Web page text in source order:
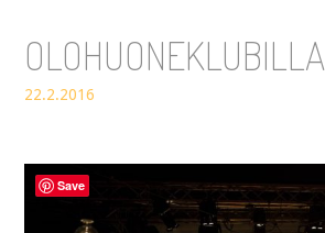
OLOHUONEKLUBILLA
22.2.2016
Save